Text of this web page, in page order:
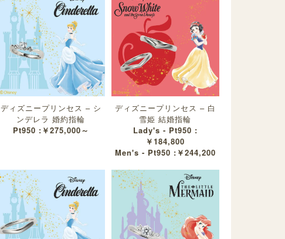
ディズニープリンセス – シ
ンデレラ 婚約指輪
Pt950 :￥275,000～
ディズニープリンセス – 白
雪姫 結婚指輪
Lady's - Pt950 :
￥184,800
Men's - Pt950 :￥244,200